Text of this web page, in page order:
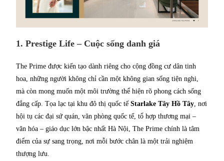
1. Prestige Life – Cuộc sống danh giá
The Prime được kiến tạo dành riêng cho cộng đồng cư dân tinh
hoa, những người không chỉ cần một không gian sống tiện nghi,
mà còn mong muốn một môi trường thể hiện rõ phong cách sống
đẳng cấp. Tọa lạc tại khu đô thị quốc tếStarlake Tây Hồ Tây , nơi
hội tụ các đại sứ quán, văn phòng quốc tế, tổ hợp thương mại –
văn hóa – giáo dục lớn bậc nhất Hà Nội, The Prime chính là tâm
điểm của sự sang trọng, nơi mỗi bước chân là một trải nghiệm
thượng lưu.